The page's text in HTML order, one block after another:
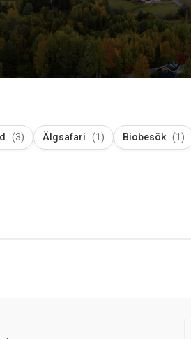
(3) Älgsafari (1) Biobesök (1)